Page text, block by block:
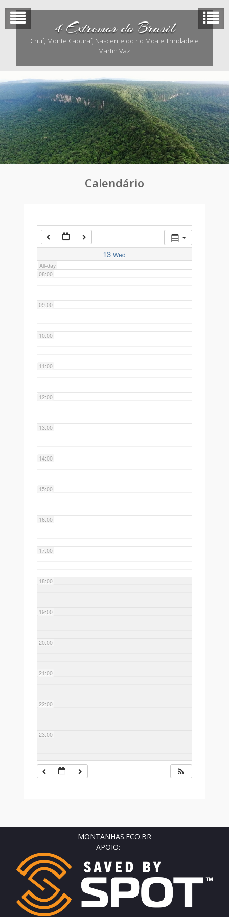
Skip
content
4 Extremos do Brasil
Chuí, Monte Caburaí, Nascente do rio Moa e Trindade e
Martin Vaz
Calendário
13 Wed
All-day
02:00
03:00
04:00
07:00
08:00
09:00
10:00
11:00
12:00
13:00
14:00
15:00
16:00
17:00
18:00
19:00
20:00
21:00
22:00
23:00
MONTANHAS.ECO.BR
APOIO: